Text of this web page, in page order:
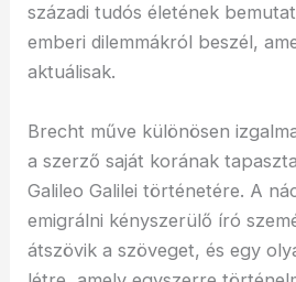
századi tudós életének
emberi dilemmákról beszél,
aktuálisak.
Brecht műve különösen
a szerző saját korának
Galileo Galilei történetére. A
emigrálni kényszerülő író
átszövik a szöveget, és egy